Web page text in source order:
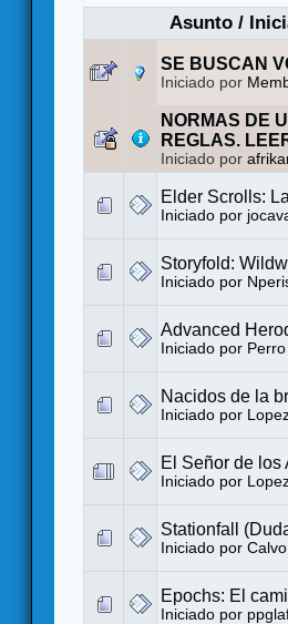
Asunto/
SE BUSCAN
Iniciado por
NORMAS DE
REGLAS.
Iniciado por
Elder Scrolls:
Iniciado por
Storyfold:
Iniciado por
Advanced
Iniciado por
Nacidos de la
Iniciado por
El Señor de los
Iniciado por
Stationfall
Iniciado por Calvo
Epochs: El
Iniciado por